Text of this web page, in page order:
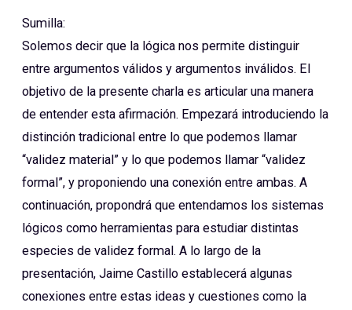
Sumilla:
Solemos decir que la lógica nos permite distinguir
entre argumentos válidos y argumentos inválidos. El
objetivo de la presente charla es articular una manera
de entender esta afirmación. Empezará introduciendo la
distinción tradicional entre lo que podemos llamar
“validez material” y lo que podemos llamar “validez
formal”, y proponiendo una conexión entre ambas. A
continuación, propondrá que entendamos los sistemas
lógicos como herramientas para estudiar distintas
especies de validez formal. A lo largo de la
presentación, Jaime Castillo establecerá algunas
conexiones entre estas ideas y cuestiones como la